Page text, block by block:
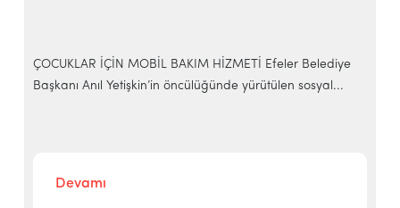
ÇOCUKLAR İÇİN MOBİL BAKIM HİZMETİ Efeler Belediye
Başkanı Anıl Yetişkin’in öncülüğünde yürütülen sosyal...
Devamı